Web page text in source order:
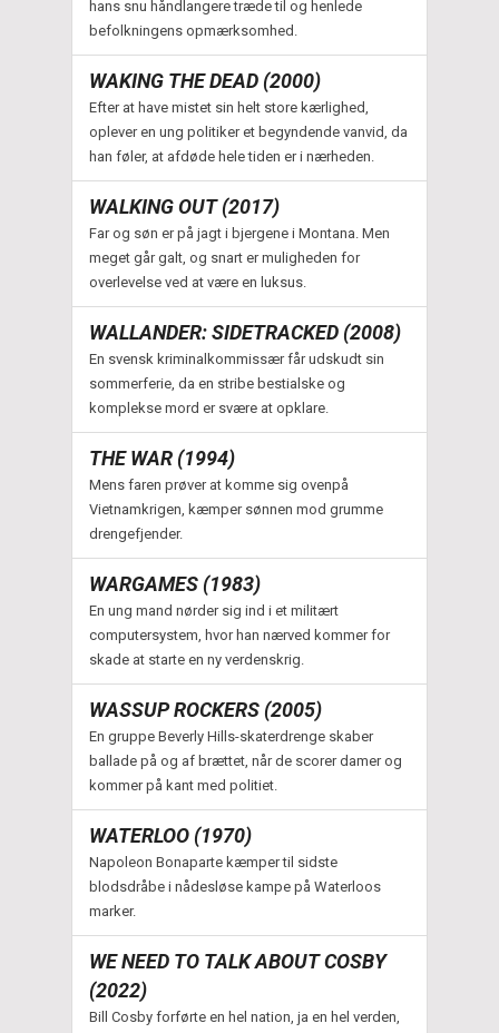
hans snu håndlangere træde til og henlede
befolkningens opmærksomhed.
WAKING THE DEAD (2000)
Efter at have mistet sin helt store kærlighed,
oplever en ung politiker et begyndende vanvid, da
han føler, at afdøde hele tiden er i nærheden.
WALKING OUT (2017)
Far og søn er på jagt i bjergene i Montana. Men
meget går galt, og snart er muligheden for
overlevelse ved at være en luksus.
WALLANDER: SIDETRACKED (2008)
En svensk kriminalkommissær får udskudt sin
sommerferie, da en stribe bestialske og
komplekse mord er svære at opklare.
THE WAR (1994)
Mens faren prøver at komme sig ovenpå
Vietnamkrigen, kæmper sønnen mod grumme
drengefjender.
WARGAMES (1983)
En ung mand nørder sig ind i et militært
computersystem, hvor han nærved kommer for
skade at starte en ny verdenskrig.
WASSUP ROCKERS (2005)
En gruppe Beverly Hills-skaterdrenge skaber
ballade på og af brættet, når de scorer damer og
kommer på kant med politiet.
WATERLOO (1970)
Napoleon Bonaparte kæmper til sidste
blodsdråbe i nådesløse kampe på Waterloos
marker.
WE NEED TO TALK ABOUT COSBY
(2022)
Bill Cosby forførte en hel nation, ja en hel verden,